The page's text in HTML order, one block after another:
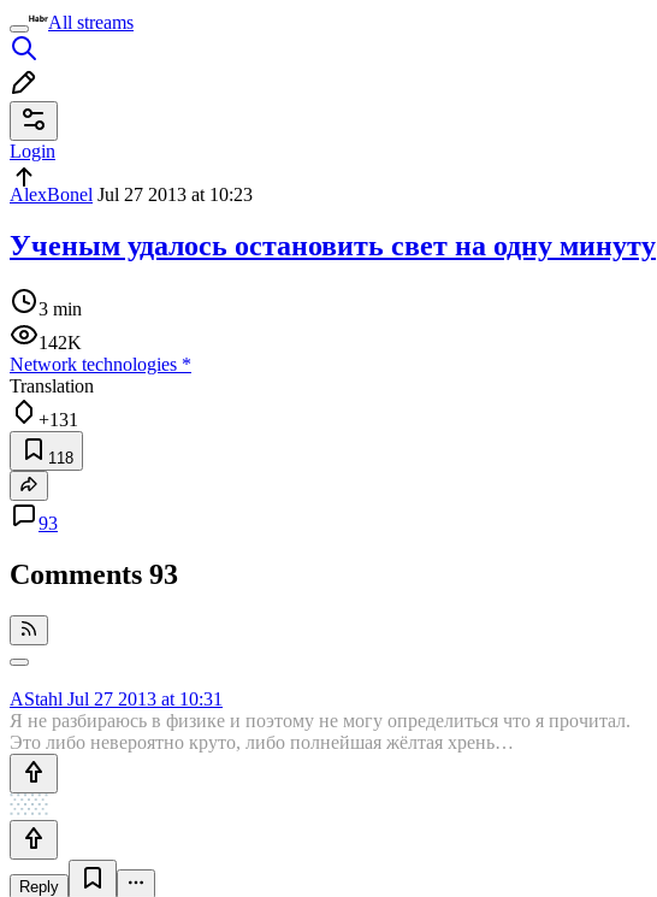
All streams
Login
AlexBonel Jul 27 2013 at 10:23
Ученым удалось остановить свет на одну минуту
3 min
142K
Network technologies *
Translation
+131
118
93
Comments 93
AStahl Jul 27 2013 at 10:31
Я не разбираюсь в физике и поэтому не могу определиться что я прочитал.
Это либо невероятно круто, либо полнейшая жёлтая хрень…
Reply